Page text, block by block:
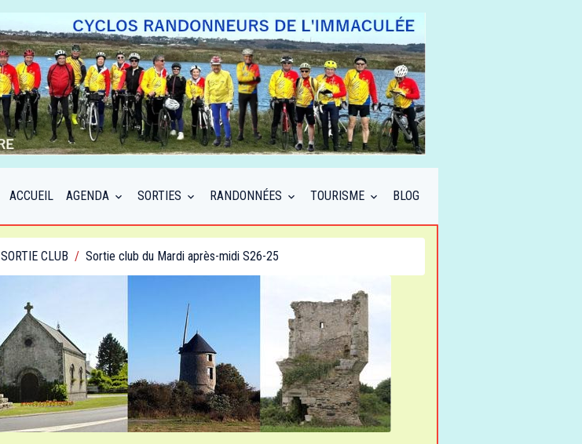
ACCUEIL AGENDA SORTIES RANDONNÉES TOURISME BLOG
SORTIE CLUB Sortie club du Mardi après-midi S26-25